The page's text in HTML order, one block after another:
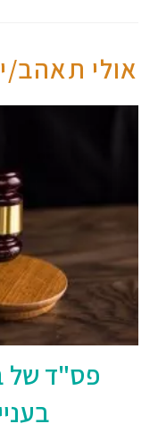
אולי תאהב/
פס"ד של